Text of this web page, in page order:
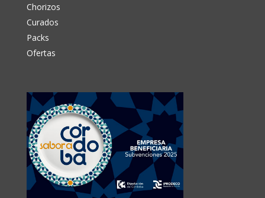
Chorizos
Curados
Packs
Ofertas